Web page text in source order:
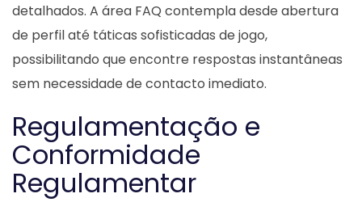
detalhados. A área FAQ contempla desde abertura
de perfil até táticas sofisticadas de jogo,
possibilitando que encontre respostas instantâneas
sem necessidade de contacto imediato.
Regulamentação e
Conformidade
Regulamentar